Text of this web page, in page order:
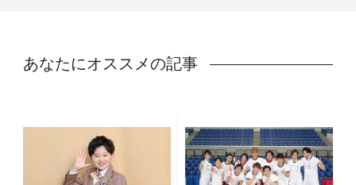
あなたにオススメの記事